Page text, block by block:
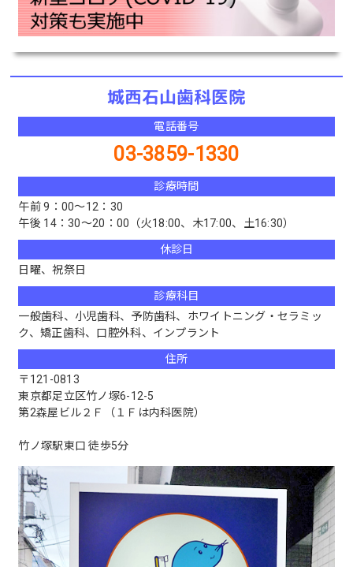
電話番号
03-3859-1330
診療時間
午前 9：00～12：30
午後 14：30～20：00（火18:00、木17:00、土16:30）
休診日
日曜、祝祭日
診療科目
一般歯科、小児歯科、予防歯科、ホワイトニング・セラミッ
ク、矯正歯科、口腔外科、インプラント
住所
〒121-0813
東京都足立区竹ノ塚6-12-5
第2森屋ビル２Ｆ（１Ｆは内科医院）
竹ノ塚駅東口 徒歩5分